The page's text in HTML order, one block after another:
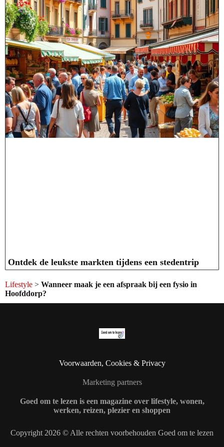
Ontdek de leukste markten tijdens een stedentrip
Lifestyle > Wanneer maak je een afspraak bij een fysio in
Hoofddorp?
Voorwaarden, Cookies & Privacy
Marketing partners
Goed om te lezen is een magazine over lifestyle, wonen,
werken, reizen, plezier en shoppen
Copyright 2026 © Alle rechten voorbehouden Goed om te lezen